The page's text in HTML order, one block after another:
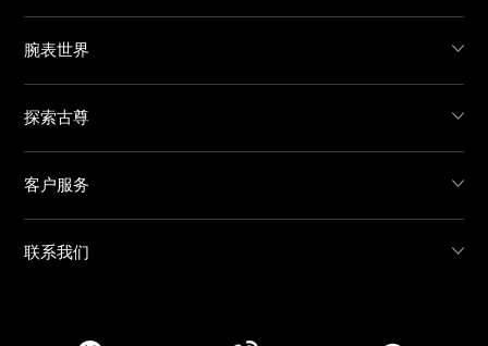
腕表世界
探索古尊
客户服务
联系我们